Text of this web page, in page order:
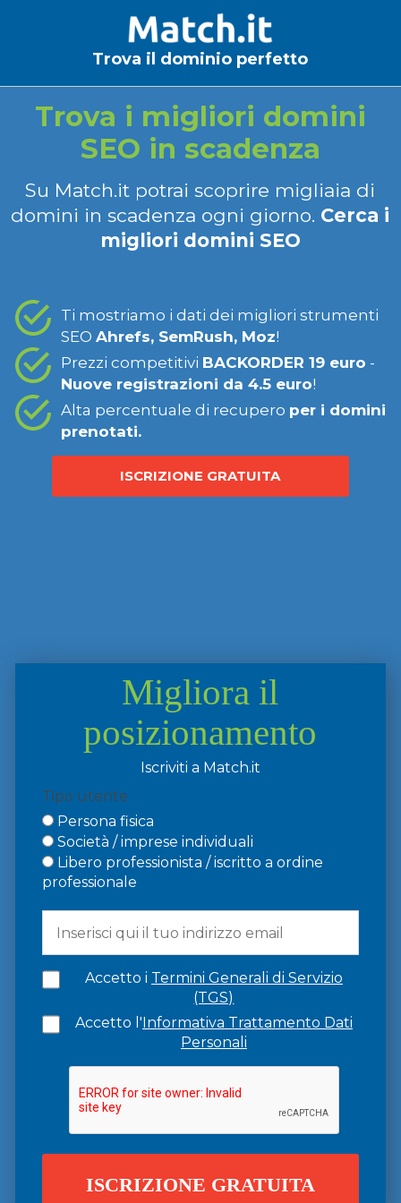
Trova il dominio perfetto
Trova i migliori domini
SEO in scadenza
Su Match.it potrai scoprire migliaia di
domini in scadenza ogni giorno. Cerca i
migliori domini SEO
Ti mostriamo i dati dei migliori strumenti
SEO Ahrefs, SemRush, Moz!
Prezzi competitivi BACKORDER 19 euro -
Nuove registrazioni da 4.5 euro!
Alta percentuale di recupero per i domini
prenotati.
ISCRIZIONE GRATUITA
Migliora il
posizionamento
Iscriviti a Match.it
Tipo utente
Persona fisica
Società / imprese individuali
Libero professionista / iscritto a ordine
professionale
Accetto i Termini Generali di Servizio
(TGS)
Accetto l'Informativa Trattamento Dati
Personali